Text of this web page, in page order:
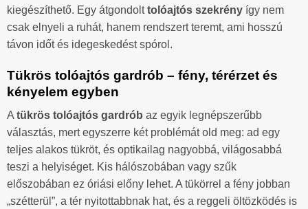
kiegészíthető. Egy átgondolttolóajtós szekrény így nem
csak elnyeli a ruhát, hanem rendszert teremt, ami hosszú
távon időt és idegeskedést spórol.
Tükrös tolóajtós gardrób – fény, térérzet és
kényelem egyben
Atükrös tolóajtós gardrób az egyik legnépszerűbb
választás, mert egyszerre két problémát old meg: ad egy
teljes alakos tükröt, és optikailag nagyobbá, világosabbá
teszi a helyiséget. Kis hálószobában vagy szűk
előszobában ez óriási előny lehet. A tükörrel a fény jobban
„szétterül”, a tér nyitottabbnak hat, és a reggeli öltözködés is